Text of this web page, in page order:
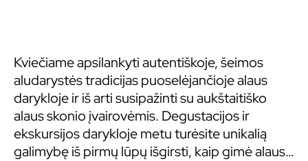
Kviečiame apsilankyti autentiškoje, šeimos
aludarystės tradicijas puoselėjančioje alaus
darykloje ir iš arti susipažinti su aukštaitiško
alaus skonio įvairovėmis. Degustacijos ir
ekskursijos darykloje metu turėsite unikalią
galimybę iš pirmų lūpų išgirsti, kaip gimė alaus